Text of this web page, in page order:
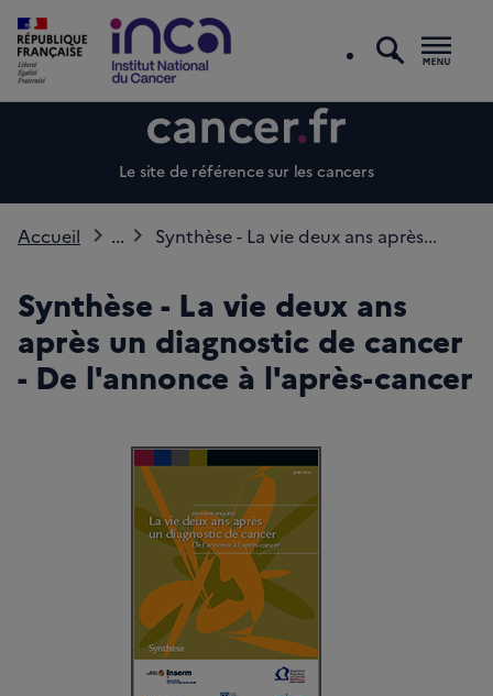
Le site de référence sur les cancers
Accueil ... Synthèse - La vie deux ans après...
Synthèse - La vie deux ans
après un diagnostic de cancer
- De l'annonce à l'après-cancer